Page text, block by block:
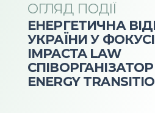
ОГЛЯД ПОДІЇ
ЕНЕРГЕТИЧНА
УКРАЇНИ У
IMPACTA LAW
СПІВОРГАНІЗАТОР
ENERGY